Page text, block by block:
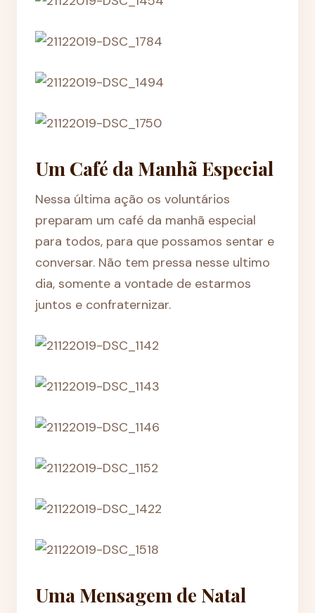
Um Café da Manhã Especial
Nessa última ação os voluntários
preparam um café da manhã especial
para todos, para que possamos sentar e
conversar. Não tem pressa nesse ultimo
dia, somente a vontade de estarmos
juntos e confraternizar.
Uma Mensagem de Natal